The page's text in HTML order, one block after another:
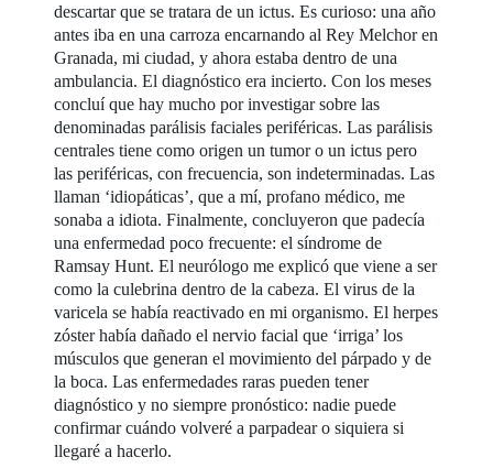
descartar que se tratara de un ictus. Es curioso: una año
antes iba en una carroza encarnando al Rey Melchor en
Granada, mi ciudad, y ahora estaba dentro de una
ambulancia. El diagnóstico era incierto. Con los meses
concluí que hay mucho por investigar sobre las
denominadas parálisis faciales periféricas. Las parálisis
centrales tiene como origen un tumor o un ictus pero
las periféricas, con frecuencia, son indeterminadas. Las
llaman ‘idiopáticas’, que a mí, profano médico, me
sonaba a idiota. Finalmente, concluyeron que padecía
una enfermedad poco frecuente: el síndrome de
Ramsay Hunt. El neurólogo me explicó que viene a ser
como la culebrina dentro de la cabeza. El virus de la
varicela se había reactivado en mi organismo. El herpes
zóster había dañado el nervio facial que ‘irriga’ los
músculos que generan el movimiento del párpado y de
la boca. Las enfermedades raras pueden tener
diagnóstico y no siempre pronóstico: nadie puede
confirmar cuándo volveré a parpadear o siquiera si
llegaré a hacerlo.